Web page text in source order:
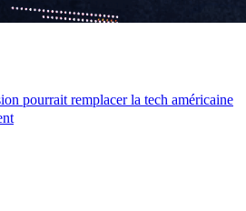
pourrait remplacer la tech américaine